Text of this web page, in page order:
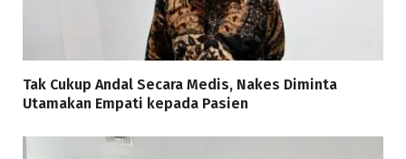
Tak Cukup Andal Secara Medis, Nakes Diminta
Utamakan Empati kepada Pasien